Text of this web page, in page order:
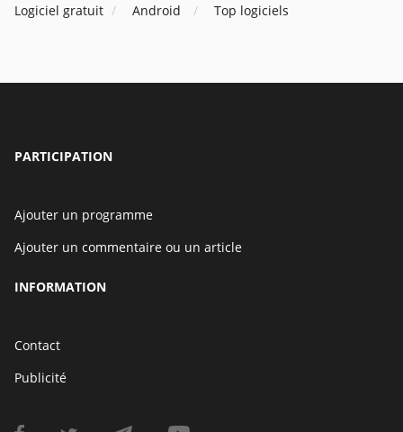
Logiciel gratuit Android Top logiciels
PARTICIPATION
Ajouter un programme
Ajouter un commentaire ou un article
INFORMATION
Contact
Publicité